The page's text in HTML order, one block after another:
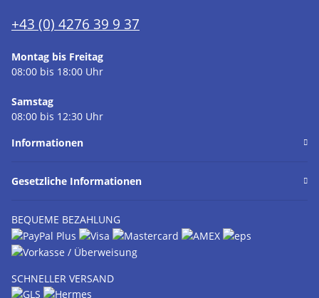
+43 (0) 4276 39 9 37
Montag bis Freitag
08:00 bis 18:00 Uhr
Samstag
08:00 bis 12:30 Uhr
Informationen
Gesetzliche Informationen
BEQUEME BEZAHLUNG
SCHNELLER VERSAND